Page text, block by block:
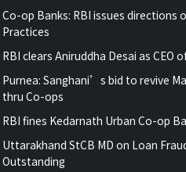
Co-op Banks: RBI issues directions
Practices
RBI clears Aniruddha Desai as CEO
Purnea: Sanghani’s bid to revive
thru Co-ops
RBI fines Kedarnath Urban Co-op
Uttarakhand StCB MD on Loan
Outstanding